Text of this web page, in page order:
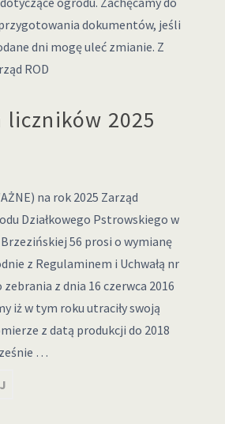
dokumentów, jeśli
dni mogę uleć zmianie. Z
ROD
liczników 2025
na rok 2025 Zarząd
Działkowego Pstrowskiego w
56 prosi o wymianę
z Regulaminem i Uchwałą nr
z dnia 16 czerwca 2016
iż w tym roku utraciły swoją
z datą produkcji do 2018
…